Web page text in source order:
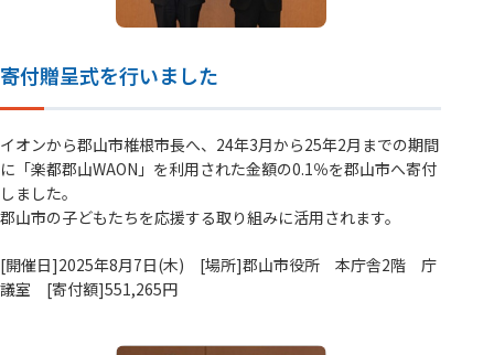
寄付贈呈式を行いました
イオンから郡山市椎根市長へ、24年3月から25年2月までの期間
に「楽都郡山WAON」を利用された金額の0.1％を郡山市へ寄付
しました。
郡山市の子どもたちを応援する取り組みに活用されます。
[開催日]2025年8月7日(木) [場所]郡山市役所 本庁舎2階 庁
議室 [寄付額]551,265円